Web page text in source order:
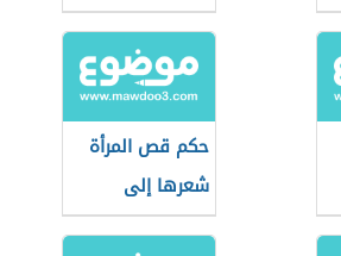
حكم قص المرأة
شعرها إلى
الأذنين